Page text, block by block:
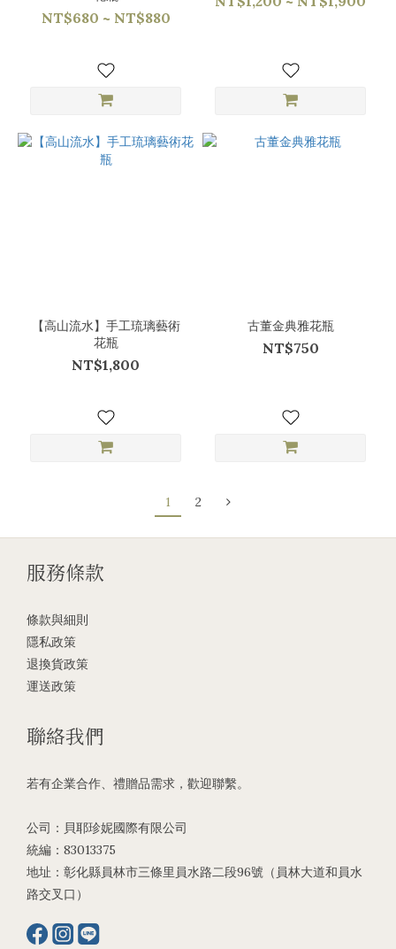
NT$680 ~ NT$880
【高山流水】手工琉璃藝術
花瓶
NT$1,800
古董金典雅花瓶
NT$750
1 2
服務條款
條款與細則
隱私政策
退換貨政策
運送政策
聯絡我們
若有企業合作、禮贈品需求，歡迎聯繫。
公司：貝耶珍妮國際有限公司
統編：83013375
地址：彰化縣員林市三條里員水路二段96號（員林大道和員水
路交叉口）